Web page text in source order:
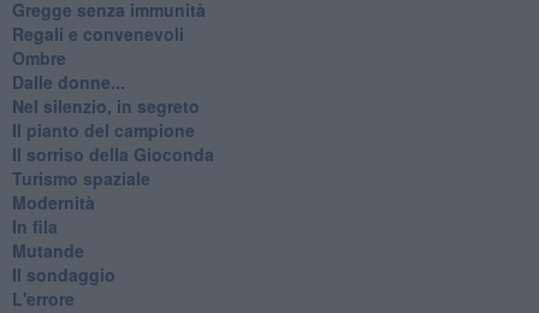
Gregge senza immunità
Regali e convenevoli
Ombre
Dalle donne...
Nel silenzio, in segreto
Il pianto del campione
Il sorriso della Gioconda
Turismo spaziale
Modernità
In fila
Mutande
Il sondaggio
L'errore